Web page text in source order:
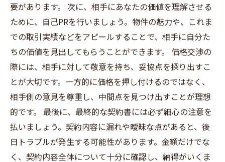
要があります。 次に、相手にあなたの価値を理解させる
ために、自己PRを行いましょう。物件の魅力や、これま
での取引実績などをアピールすることで、相手に自分た
ちの価値を見出してもらうことができます。 価格交渉の
際には、相手に対して敬意を持ち、妥協点を探り出すこ
とが大切です。一方的に価格を押し付けるのではなく、
相手側の意見を尊重し、中間点を見つけ出すことが理想
的です。 最後に、最終的な契約書には必ず細心の注意を
払いましょう。契約内容に漏れや曖昧な点があると、後
日トラブルが発生する可能性があります。金額だけでな
く、契約内容全体について十分に確認し、納得がいくま